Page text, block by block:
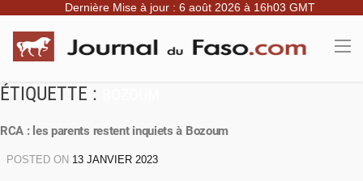
Dernière Mise à jour : 6 août 2026 à 16h03 GMT
ÉTIQUETTE :
RCA : les parents restent inquiets à Bozoum
POSTED ON 13 JANVIER 2023